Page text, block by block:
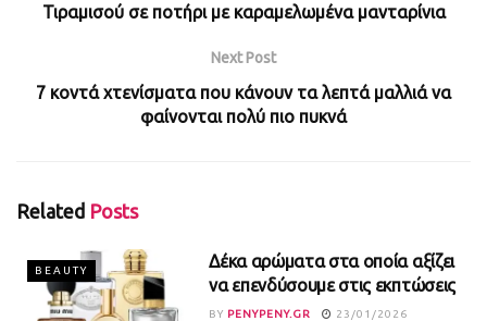
Τιραμισού σε ποτήρι με καραμελωμένα μανταρίνια
Next Post
7 κοντά χτενίσματα που κάνουν τα λεπτά μαλλιά να
φαίνονται πολύ πιο πυκνά
Related Posts
BEAUTY
Δέκα αρώματα στα οποία αξίζει
να επενδύσουμε στις εκπτώσεις
BY PENYPENY.GR 23/01/2026